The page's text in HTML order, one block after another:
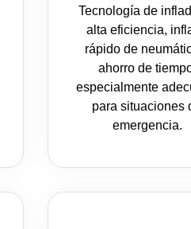
Tecnología de
alta eficiencia,
rápido de
ahorro de
especialmente
para situaciones
emergencia.